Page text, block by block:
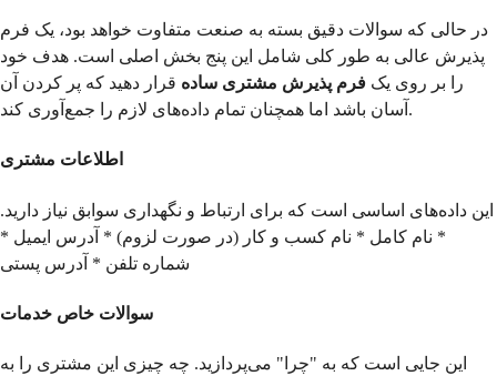
در حالی که سوالات دقیق بسته به صنعت متفاوت خواهد بود، یک فرم
پذیرش عالی به طور کلی شامل این پنج بخش اصلی است. هدف خود
را بر روی یک فرم پذیرش مشتری ساده قرار دهید که پر کردن آن
آسان باشد اما همچنان تمام داده‌های لازم را جمع‌آوری کند.
اطلاعات مشتری
این داده‌های اساسی است که برای ارتباط و نگهداری سوابق نیاز دارید.
* نام کامل * نام کسب و کار (در صورت لزوم) * آدرس ایمیل *
شماره تلفن * آدرس پستی
سوالات خاص خدمات
این جایی است که به "چرا" می‌پردازید. چه چیزی این مشتری را به